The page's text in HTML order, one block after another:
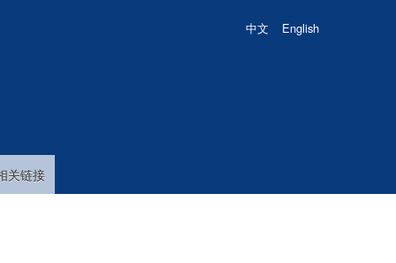
中文 English
关链接